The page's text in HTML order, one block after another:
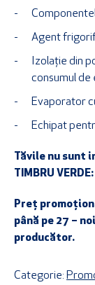
Agent
Izolație din
consumul de
Evaporator
Echipat
Tăvile nu sunt
TIMBRU
Preț
până pe 27 –
producător.
Categorie: